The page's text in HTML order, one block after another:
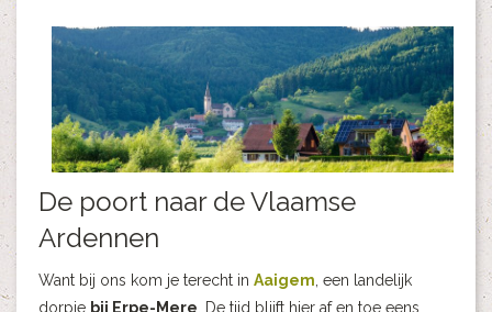
De poort naar de Vlaamse
Ardennen
Want bij ons kom je terecht in Aaigem, een landelijk
dorpje bij Erpe-Mere. De tijd blijft hier af en toe eens